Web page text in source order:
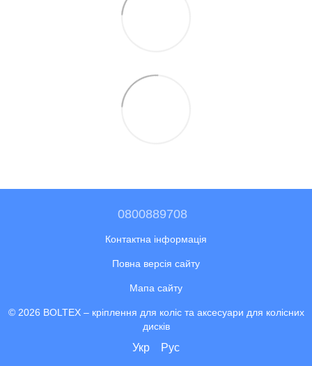
0800889708
Контактна інформація
Повна версія сайту
Мапа сайту
© 2026 BOLTEX – кріплення для коліс та аксесуари для колісних
дисків
Укр Рус